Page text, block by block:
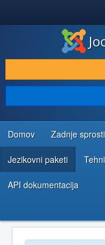
PRENESI IN RAZŠIRI
ODKRIJTE & IZVEJTE
SKUPNOST IN PODPORA
VIRI ZA RAZVIJALCE
Domov Zadnje
Jezikovni paketi
API dokumentacija